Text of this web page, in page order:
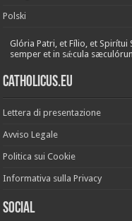
Polski
Glória Patri, et Fílio, et
semper et in sǽcula
Catholicus.eu
Lettera di presentazione
Avviso Legale
Politica sui Cookie
Informativa sulla Privacy
Social